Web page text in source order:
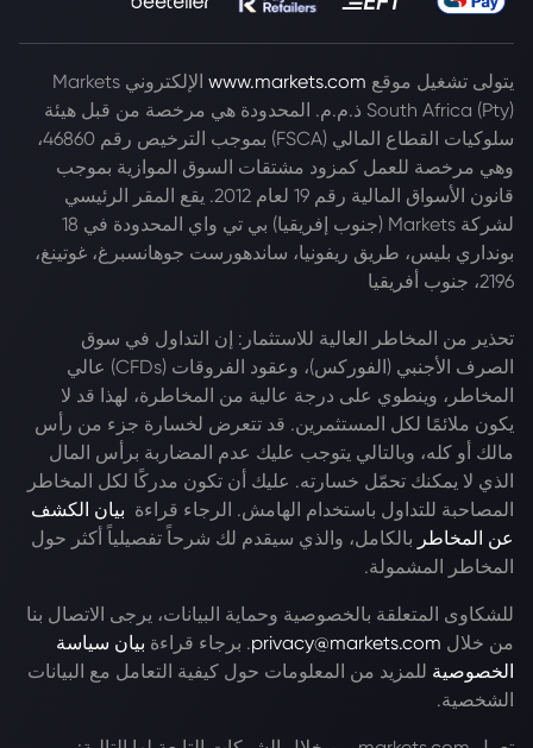
يتولى تشغيل موقع www.markets.com
الإلكتروني Markets
South Africa (Pty) ذ.م.م. المحدودة هي مرخصة من قبل هيئة
سلوكيات القطاع المالي (FSCA) بموجب الترخيص رقم 46860،
وهي مرخصة للعمل كمزود مشتقات السوق الموازية بموجب
قانون الأسواق المالية رقم 19 لعام 2012. يقع المقر الرئيسي
لشركة Markets (جنوب إفريقيا) بي تي واي المحدودة في 18
بونداري بليس، طريق ريفونيا، ساندهورست جوهانسبرغ، غوتينغ،
2196، جنوب أفريقيا
تحذير من المخاطر العالية للاستثمار: إن التداول في سوق
الصرف الأجنبي (الفوركس)، وعقود الفروقات (CFDs) عالي
المخاطر، وينطوي على درجة عالية من المخاطرة، لهذا قد لا
يكون ملائمًا لكل المستثمرين. قد تتعرض لخسارة جزء من رأس
مالك أو كله، وبالتالي يتوجب عليك عدم المضاربة برأس المال
الذي لا يمكنك تحمّل خسارته. عليك أن تكون مدركًا لكل المخاطر
المصاحبة للتداول باستخدام الهامش. الرجاء قراءة بيان الكشف
عن المخاطر بالكامل، والذي سيقدم لك شرحاً تفصيلياً أكثر حول
المخاطر المشمولة.
للشكاوى المتعلقة بالخصوصية وحماية البيانات، يرجى الاتصال بنا
من خلال privacy@markets.com. برجاء قراءة بيان سياسة
الخصوصية للمزيد من المعلومات حول كيفية التعامل مع البيانات
الشخصية.